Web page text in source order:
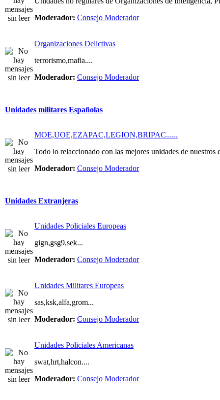
Moderador: Consejo Moderador
Organizaciones Delictivas
terrorismo,mafia....
Moderador: Consejo Moderador
Unidades militares Españolas
MOE,UOE,EZAPAC,LEGION,BRIPAC......
Todo lo relaccionado con las mejores unidades de nuestros
Moderador: Consejo Moderador
Unidades Extranjeras
Unidades Policiales Europeas
gign,gsg9,sek...
Moderador: Consejo Moderador
Unidades Militares Europeas
sas,ksk,alfa,grom...
Moderador: Consejo Moderador
Unidades Policiales Americanas
swat,hrt,halcon....
Moderador: Consejo Moderador